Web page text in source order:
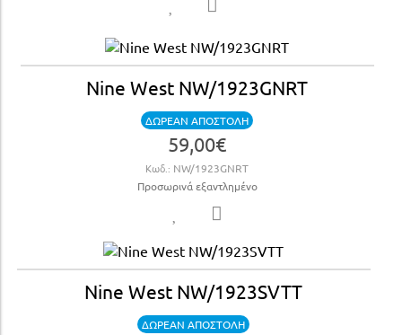
Nine West NW/1923GNRT
ΔΩΡΕΑΝ ΑΠΟΣΤΟΛΗ
59,00€
Κωδ.: NW/1923GNRT
Προσωρινά εξαντλημένο
Nine West NW/1923SVTT
ΔΩΡΕΑΝ ΑΠΟΣΤΟΛΗ